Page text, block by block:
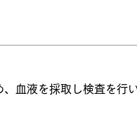
血液を採取し検査を行い